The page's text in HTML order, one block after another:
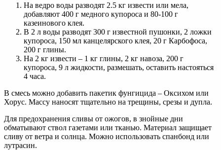
На ведро воды разводят 2.5 кг извести или мела,
добавляют 400 г медного купороса и 80-100 г
казеинового клея.
В 2 л воды разводят 300 г известной пушонки, 2 ложки
купороса, 150 мл канцелярского клея, 20 г Карбофоса,
200 г глины.
На 2 кг извести – 1 кг глины, 2 кг навоза, 200 г
купороса, 9 л жидкости, размешать, оставить настояться
4 часа.
В смесь можно добавить пакетик фунгицида – Оксихом или
Хорус. Массу наносят тщательно на трещины, срезы и дупла.
Для предохранения сливы от ожогов, в знойные дни
обматывают ствол газетами или тканью. Материал защищает
сливу от ветра и солнца. Можно использовать спанбонд или
лутрасин.